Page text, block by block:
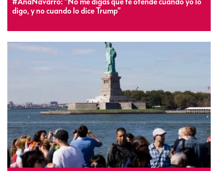
digo, y no cuando lo dice Trump”